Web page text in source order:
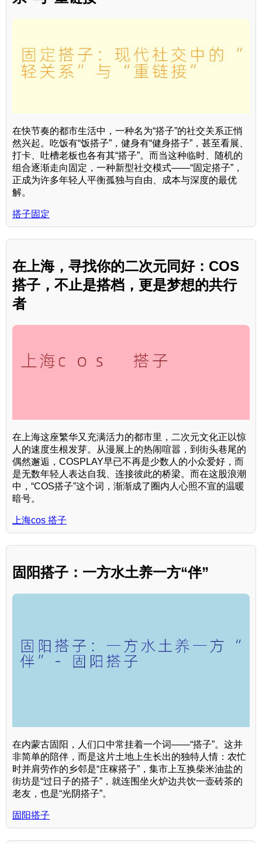
在快节奏的都市生活中，一种名为“搭子”的社交关系正悄
然兴起。吃饭有“饭搭子”，健身有“健身搭子”，甚至看展、
打卡、吐槽老板也各有其“搭子”。而当这种临时、随机的
组合逐渐走向固定，一种新型社交模式——“固定搭子”，
正成为许多年轻人平衡孤独与自由、成本与深度的最优
解。
搭子固定
在上海，寻找你的二次元同好：COS
搭子，不止是搭档，更是梦想的共行
者
在上海这座繁华又充满活力的都市里，二次元文化正以惊
人的速度生根发芽。从漫展上的热闹喧嚣，到街头巷尾的
偶然邂逅，COSPLAY早已不再是少数人的小众爱好，而
是无数年轻人表达自我、连接彼此的桥梁。而在这股浪潮
中，“COS搭子”这个词，渐渐成了圈内人心照不宣的温暖
暗号。
上海cos 搭子
固阳搭子：一方水土养一方“伴”
在内蒙古固阳，人们口中常挂着一个词——“搭子”。这并
非简单的陪伴，而是这片土地上生长出的独特人情：农忙
时并肩劳作的乡邻是“庄稼搭子”，集市上互换柴米油盐的
街坊是“过日子的搭子”，就连围坐火炉边共饮一壶砖茶的
老友，也是“光阴搭子”。
固阳搭子